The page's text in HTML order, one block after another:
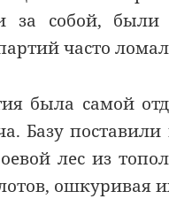
за собой,
часто
была самой
Базу
лес из
ошкуривая